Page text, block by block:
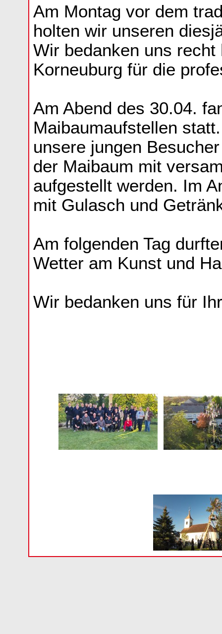
Am Montag vor dem
holten wir unseren
Wir bedanken uns
Korneuburg für die
Am Abend des 30.04.
Maibaumaufstellen
unsere jungen
der Maibaum mit
aufgestellt werden. Im
mit Gulasch und
Am folgenden Tag
Wetter am Kunst und
Wir bedanken uns für